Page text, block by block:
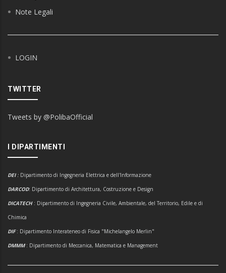
Note Legali
LOGIN
TWITTER
Tweets by @PolibaOfficial
I DIPARTIMENTI
DEI : Dipartimento di Ingegneria Elettrica e dell'Informazione
DARCOD: Dipartimento di Architettura, Costruzione e Design
DICATECH : Dipartimento di Ingegneria Civile, Ambientale, del Territorio, Edile e di
Chimica
DIF: Dipartimento Interateneo di Fisica "Michelangelo Merlin"
DMMM: Dipartimento di Meccanica, Matematica e Management